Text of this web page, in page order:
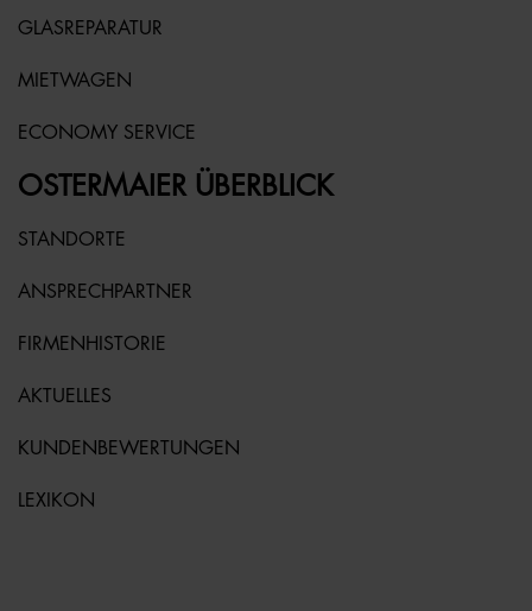
GLASREPARATUR
MIETWAGEN
ECONOMY SERVICE
OSTERMAIER ÜBERBLICK
STANDORTE
ANSPRECHPARTNER
FIRMENHISTORIE
AKTUELLES
KUNDENBEWERTUNGEN
LEXIKON